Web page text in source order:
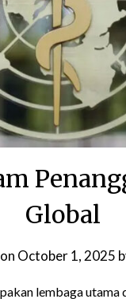
Global
October 1, 2025
lembaga